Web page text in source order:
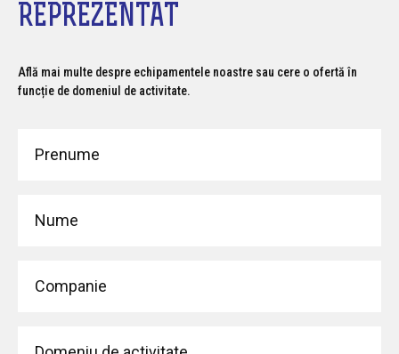
REPREZENTAT
Află mai multe despre echipamentele noastre sau cere o ofertă în
funcție de domeniul de activitate.